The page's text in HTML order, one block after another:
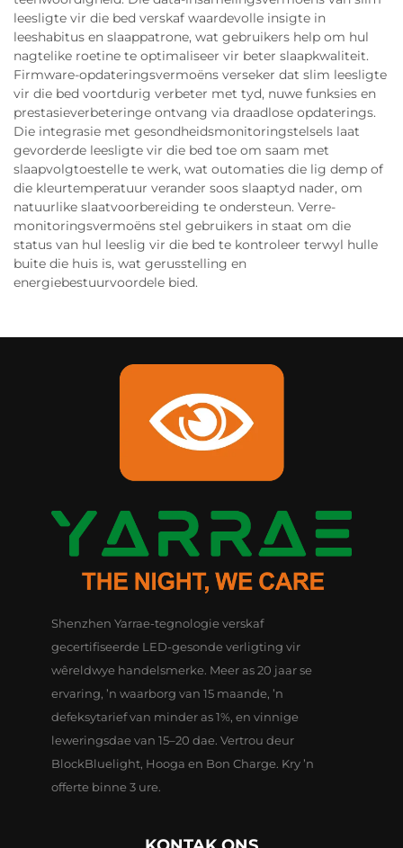
leesligte vir die bed verskaf waardevolle insigte in
leeshabitus en slaappatrone, wat gebruikers help om hul
nagtelike roetine te optimaliseer vir beter slaapkwaliteit.
Firmware-opdateringsvermoëns verseker dat slim leesligte
vir die bed voortdurig verbeter met tyd, nuwe funksies en
prestasieverbeteringe ontvang via draadlose opdaterings.
Die integrasie met gesondheidsmonitoringstelsels laat
gevorderde leesligte vir die bed toe om saam met
slaapvolgtoestelle te werk, wat outomaties die lig demp of
die kleurtemperatuur verander soos slaaptyd nader, om
natuurlike slaatvoorbereiding te ondersteun. Verre-
monitoringsvermoëns stel gebruikers in staat om die
status van hul leeslig vir die bed te kontroleer terwyl hulle
buite die huis is, wat gerusstelling en
energiebestuurvoordele bied.
Shenzhen Yarrae-tegnologie verskaf
gecertifiseerde LED-gesonde verligting vir
wêreldwye handelsmerke. Meer as 20 jaar se
ervaring, ’n waarborg van 15 maande, ’n
defeksytarief van minder as 1%, en vinnige
leweringsdae van 15–20 dae. Vertrou deur
BlockBluelight, Hooga en Bon Charge. Kry ’n
offerte binne 3 ure.